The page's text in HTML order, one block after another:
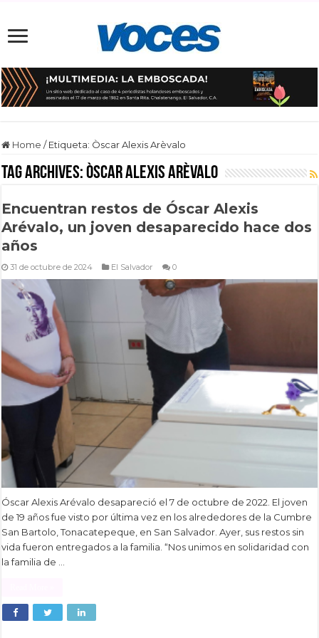
Home / Etiqueta: Òscar Alexis Arèvalo
Tag Archives:Òscar Alexis Arèvalo
Encuentran restos de Óscar Alexis
Arévalo, un joven desaparecido hace dos
años
31 de octubre de 2024 El Salvador 0
Óscar Alexis Arévalo desapareció el 7 de octubre de 2022. El joven
de 19 años fue visto por última vez en los alrededores de la Cumbre
San Bartolo, Tonacatepeque, en San Salvador. Ayer, sus restos sin
vida fueron entregados a la familia. “Nos unimos en solidaridad con
la familia de …